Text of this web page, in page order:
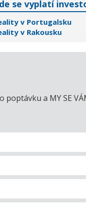
se vyplatí
v Portugalsku
v Rakousku
a MY SE